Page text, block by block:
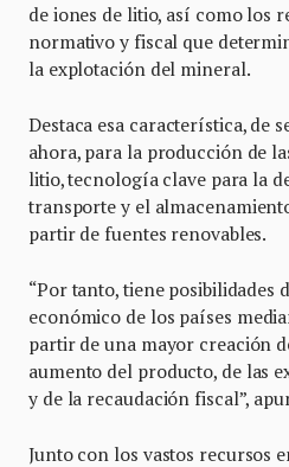
de iones de litio, así como los
normativo y fiscal que
la explotación del mineral.
Destaca esa característica, de
ahora, para la producción de
litio, tecnología clave para la
transporte y el
partir de fuentes renovables.
“Por tanto, tiene
económico de los países
partir de una mayor creación
aumento del producto, de las
y de la recaudación fiscal”,
Junto con los vastos recursos